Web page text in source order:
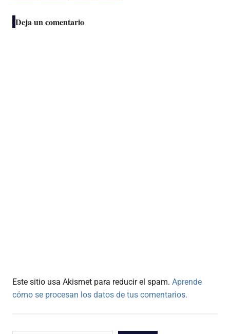
Deja un comentario
Este sitio usa Akismet para reducir el spam. Aprende
cómo se procesan los datos de tus comentarios.